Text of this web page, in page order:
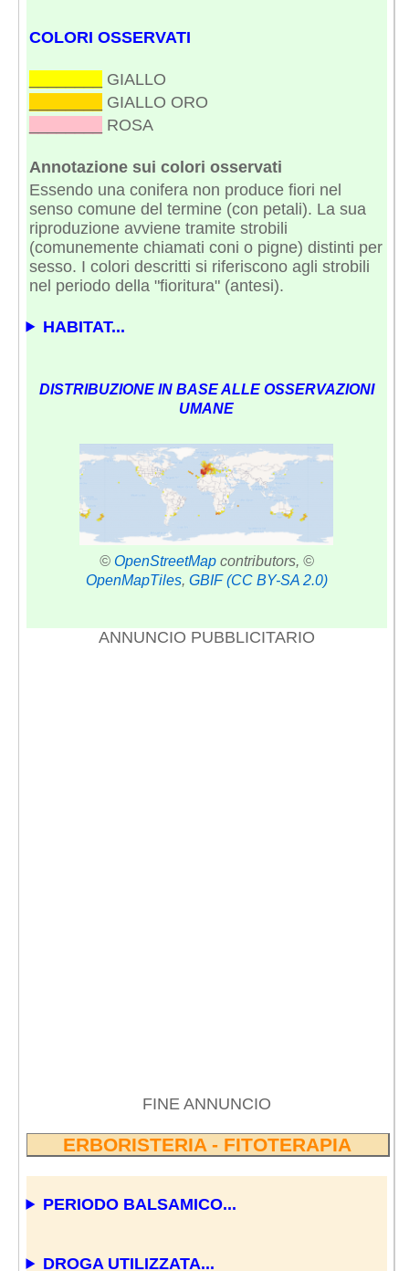
COLORI OSSERVATI
GIALLO
GIALLO ORO
ROSA
Annotazione sui colori osservati
Essendo una conifera non produce fiori nel
senso comune del termine (con petali). La sua
riproduzione avviene tramite strobili
(comunemente chiamati coni o pigne) distinti per
sesso. I colori descritti si riferiscono agli strobili
nel periodo della "fioritura" (antesi).
HABITAT...
DISTRIBUZIONE IN BASE ALLE OSSERVAZIONI
UMANE
© OpenStreetMapcontributors, ©
OpenMapTiles, GBIF (CC BY-SA 2.0)
ANNUNCIO PUBBLICITARIO
FINE ANNUNCIO
ERBORISTERIA - FITOTERAPIA
PERIODO BALSAMICO...
DROGA UTILIZZATA...